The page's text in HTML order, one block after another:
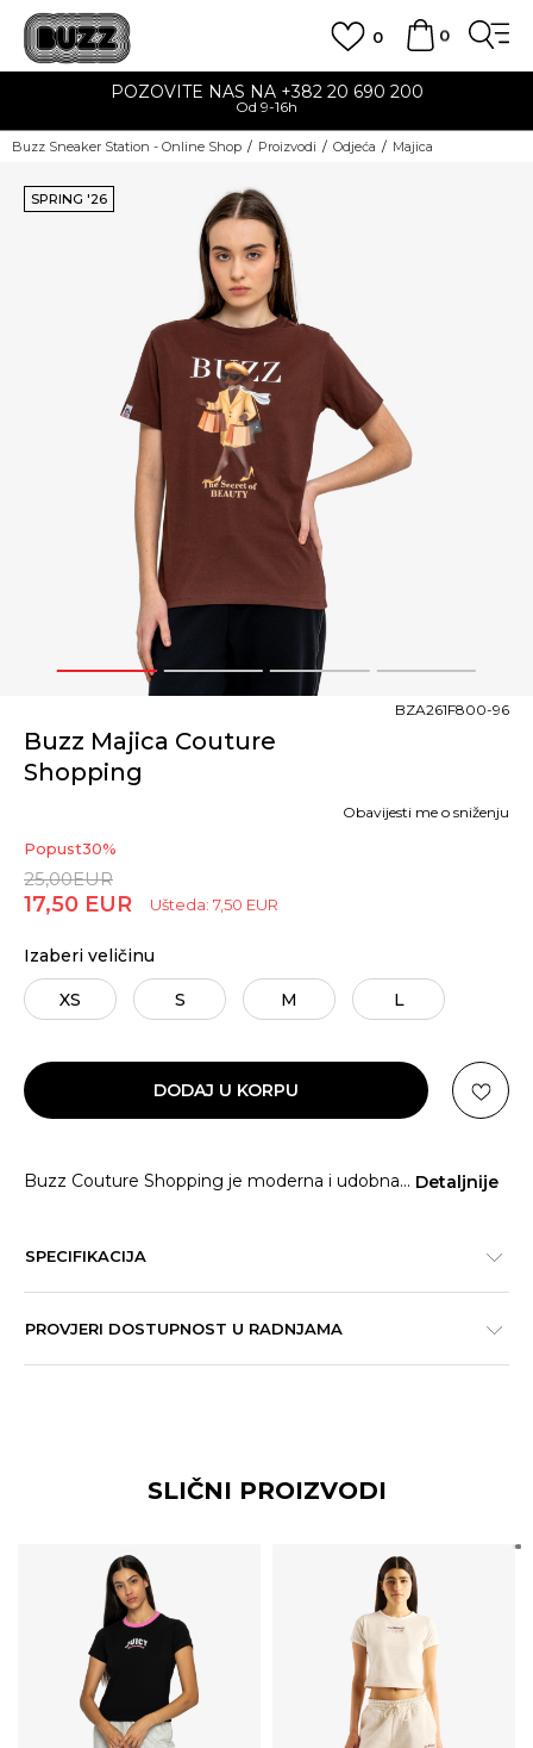
0
0
POZOVITE NAS NA +382 20 690 200
Od 9-16h
Buzz Sneaker Station - Online Shop Proizvodi Odjeća Majica
1 2 3 4
SPRING '26
Buzz Majica Couture
Shopping
BZA261F800-96
Popust30%
25,00EUR
17,50 EUR Ušteda: 7,50 EUR
Obavijesti me o sniženju
Izaberi veličinu
XS S M L
DODAJ U KORPU
Buzz Couture Shopping je moderna i udobna... Detaljnije
SPECIFIKACIJA
PROVJERI DOSTUPNOST U RADNJAMA
SLIČNI PROIZVODI